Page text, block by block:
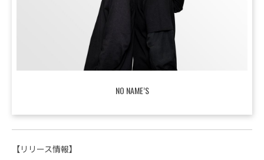
NO NAME’S
【リリース情報】